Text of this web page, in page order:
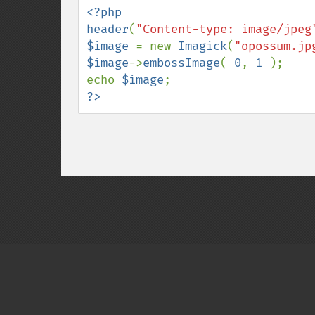
<?php
header( "Content-type: image/
$image = new Imagick(
$image->embossImage( 0, 1
);
echo $image
?>